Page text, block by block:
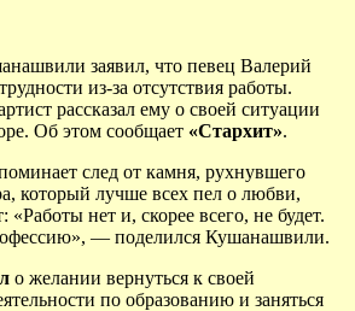
заявил, что певец Валерий
из-за отсутствия работы.
рассказал ему о своей ситуации
Об этом сообщает «Стархит».
след от камня, рухнувшего
который лучше всех пел о любви,
«Работы нет и, скорее всего, не будет.
— поделился Кушанашвили.
о желании вернуться к своей
по образованию и заняться